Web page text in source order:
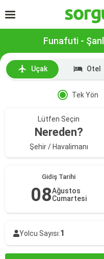
Funafuti -
Uçak Otel
Tek Yön
Lütfen Seçin
Nereden?
Şehir / Havalimanı
Gidiş Tarihi
08Ağustos
Cumartesi
Yolcu Sayısı:1